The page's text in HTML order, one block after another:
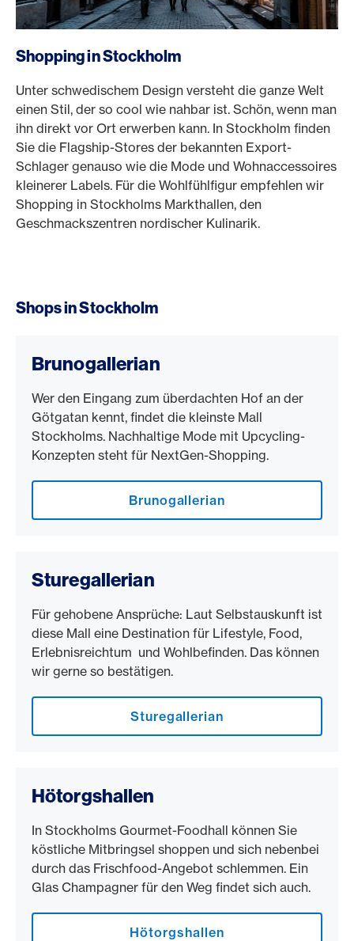
Shopping in Stockholm
Unter schwedischem Design versteht die ganze Welt
einen Stil, der so cool wie nahbar ist. Schön, wenn man
ihn direkt vor Ort erwerben kann. In Stockholm finden
Sie die Flagship-Stores der bekannten Export-
Schlager genauso wie die Mode und Wohnaccessoires
kleinerer Labels. Für die Wohlfühlfigur empfehlen wir
Shopping in Stockholms Markthallen, den
Geschmackszentren nordischer Kulinarik.
Shops in Stockholm
Brunogallerian
Wer den Eingang zum überdachten Hof an der
Götgatan kennt, findet die kleinste Mall
Stockholms. Nachhaltige Mode mit Upcycling-
Konzepten steht für NextGen-Shopping.
Brunogallerian
Sturegallerian
Für gehobene Ansprüche: Laut Selbstauskunft ist
diese Mall eine Destination für Lifestyle, Food,
Erlebnisreichtum und Wohlbefinden. Das können
wir gerne so bestätigen.
Sturegallerian
Hötorgshallen
In Stockholms Gourmet-Foodhall können Sie
köstliche Mitbringsel shoppen und sich nebenbei
durch das Frischfood-Angebot schlemmen. Ein
Glas Champagner für den Weg findet sich auch.
Hötorgshallen